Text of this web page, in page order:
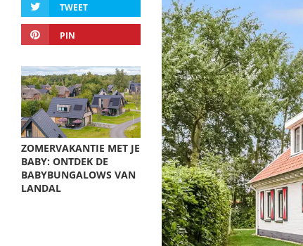
TWEET
PIN
ZOMERVAKANTIE MET JE
BABY: ONTDEK DE
BABYBUNGALOWS VAN
LANDAL